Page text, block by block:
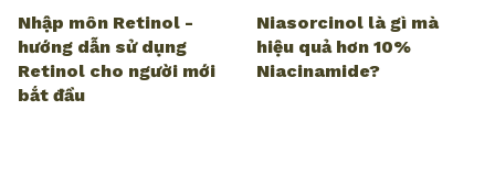
Nhập môn Retinol -
hướng dẫn sử dụng
Retinol cho người mới
bắt đầu
Niasorcinol là gì mà
hiệu quả hơn 10%
Niacinamide?